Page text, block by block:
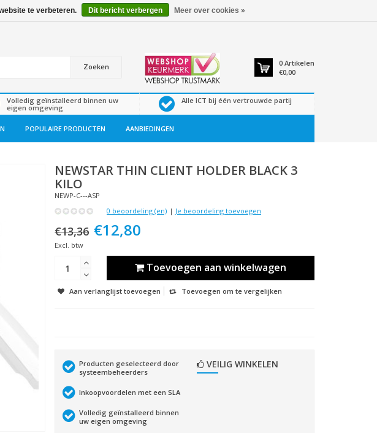
Zoeken 0 Artikelen
€0,00
Volledig geïnstalleerd binnen uw
eigen omgeving
Alle ICT bij één vertrouwde partij
POPULAIRE PRODUCTEN AANBIEDINGEN
NEWSTAR THIN CLIENT HOLDER BLACK 3
KILO
NEWP-C---ASP
0 beoordeling (en) | Je beoordeling toevoegen
€13,36 €12,80
Excl. btw
Toevoegen aan winkelwagen
Aan verlanglijst toevoegen Toevoegen om te vergelijken
Producten geselecteerd door
systeembeheerders
Inkoopvoordelen met een SLA
Volledig geïnstalleerd binnen
uw eigen omgeving
VEILIG WINKELEN
te verbeteren. Dit bericht verbergen Meer over cookies »